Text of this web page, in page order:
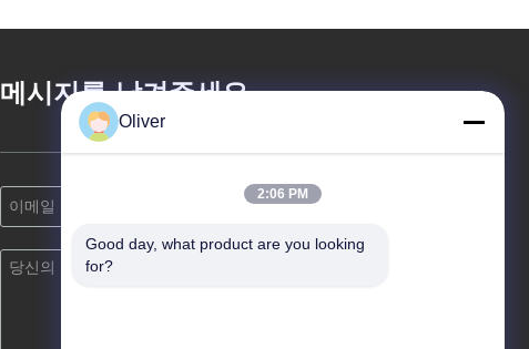
메시지를 남겨주세요
Oliver
2:06 PM
Good day, what product are you looking
for?